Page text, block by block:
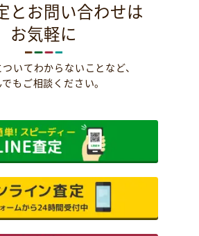
とお問い合わせは
お気軽に
いてわからないことなど、
でもご相談ください。